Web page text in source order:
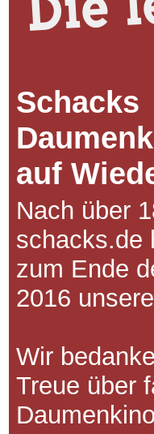
Schacks
auf
Nach über
schacks.de
zum Ende
2016
Wir
Treue über